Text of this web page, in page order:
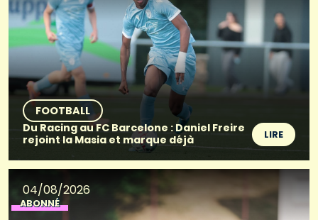
FOOTBALL
Du Racing au FC Barcelone : Daniel Freire
rejoint la Masia et marque déjà
LIRE
04/08/2026
ABONNÉ